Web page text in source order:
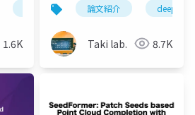
深層学習 論文紹介 人工知
1.6K
介
論文紹介
Taki lab. 8.7K